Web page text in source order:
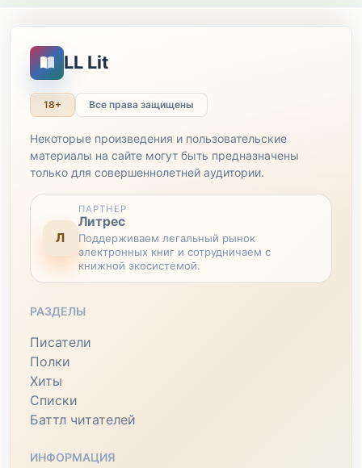
LL Lit
18+ Все права защищены
Некоторые произведения и пользовательские
материалы на сайте могут быть предназначены
только для совершеннолетней аудитории.
Л
ПАРТНЕР
Литрес
Поддерживаем легальный рынок
электронных книг и сотрудничаем с
книжной экосистемой.
РАЗДЕЛЫ
Писатели
Полки
Хиты
Списки
Баттл читателей
ИНФОРМАЦИЯ